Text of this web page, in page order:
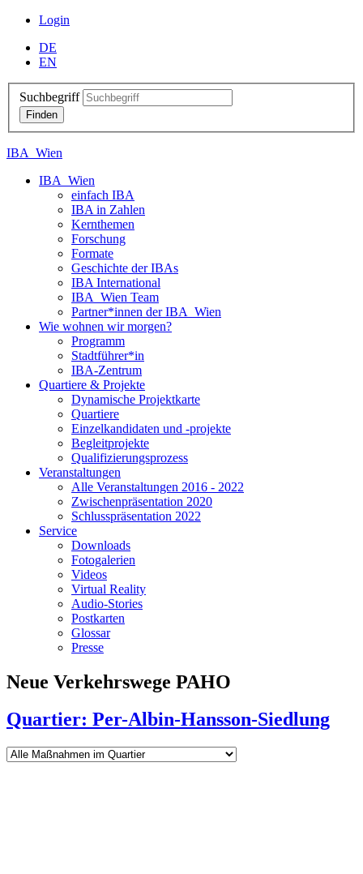
Login
DE
EN
Suchbegriff
IBA_Wien
IBA_Wien
einfach IBA
IBA in Zahlen
Kernthemen
Forschung
Formate
Geschichte der IBAs
IBA International
IBA_Wien Team
Partner*innen der IBA_Wien
Wie wohnen wir morgen?
Programm
Stadtführer*in
IBA-Zentrum
Quartiere & Projekte
Dynamische Projektkarte
Quartiere
Einzelkandidaten und -projekte
Begleitprojekte
Qualifizierungsprozess
Veranstaltungen
Alle Veranstaltungen 2016 - 2022
Zwischenpräsentation 2020
Schlusspräsentation 2022
Service
Downloads
Fotogalerien
Videos
Virtual Reality
Audio-Stories
Postkarten
Glossar
Presse
Neue Verkehrswege PAHO
Quartier: Per-Albin-Hansson-Siedlung